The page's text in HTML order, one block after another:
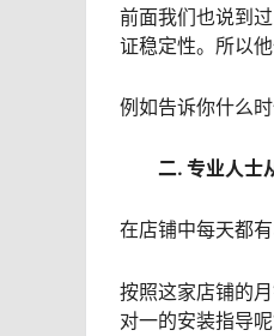
前面我们也说到
证稳定性。所以
例如告诉你什么
二. 专业人士
在店铺中每天都
按照这家店铺的
对一的安装指导